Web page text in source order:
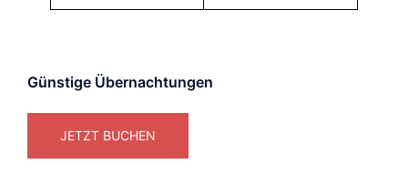
Günstige Übernachtungen
JETZT BUCHEN